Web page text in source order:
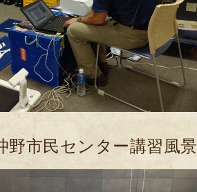
市民センター講習風景